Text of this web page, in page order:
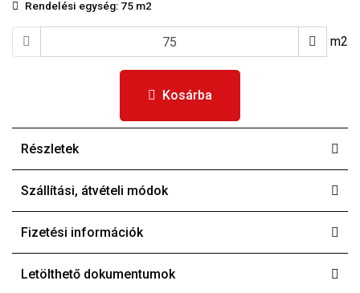
Rendelési egység: 75 m2
m2
Kosárba
Részletek
Szállítási, átvételi módok
Fizetési információk
Letölthető dokumentumok